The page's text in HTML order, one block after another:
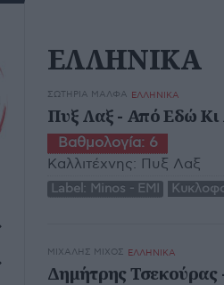
ΕΛΛΗΝΙΚΑ
ΣΩΤΗΡΊΑ ΜΆΛΦΑ ΕΛΛΗΝΙΚΑ
Πυξ Λαξ - Από Εδώ Κι
Βαθμολογία: 6
Καλλιτέχνης: Πυξ Λαξ
Label: Minos - EMI
ΜΙΧΆΛΗΣ ΜΊΧΟΣ ΕΛΛΗΝΙΚΑ
Δημήτρης Τσεκούρας